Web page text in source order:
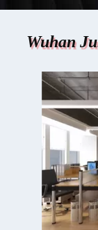
Wuhan